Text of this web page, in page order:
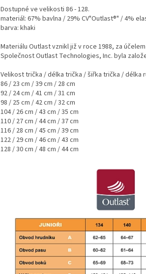
Dostupné ve velikosti 86 - 128.
materiál: 67% bavlna / 29% CV"Outlast®" / 4%
barva: khaki
Materiálu Outlast vznikl již v roce 1988, za
Společnost Outlast Technologies, Inc. byla
Velikost trička / délka trička / šiřka trička / délka
86 / 23 cm / 39 cm / 28 cm
92 / 24 cm / 41 cm / 31 cm
98 / 25 cm / 42 cm / 32 cm
104 / 26 cm / 43 cm / 35 cm
110 / 27 cm / 44 cm / 37 cm
116 / 28 cm / 45 cm / 39 cm
122 / 29 cm / 46 cm / 43 cm
128 / 30 cm / 48 cm / 44 cm